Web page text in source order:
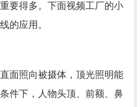
要得多。下面视频工厂的小
的应用。
面照向被摄体，顶光照明能
件下，人物头顶、前额、鼻